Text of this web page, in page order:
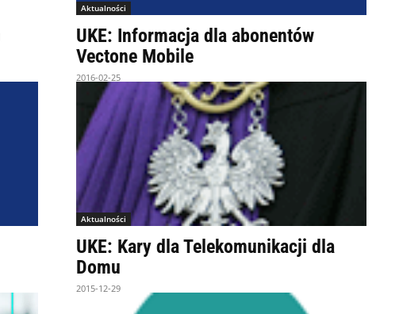
Aktualności
UKE: Informacja dla abonentów
Vectone Mobile
2016-02-25
Aktualności
UKE: Kary dla Telekomunikacji dla
Domu
2015-12-29